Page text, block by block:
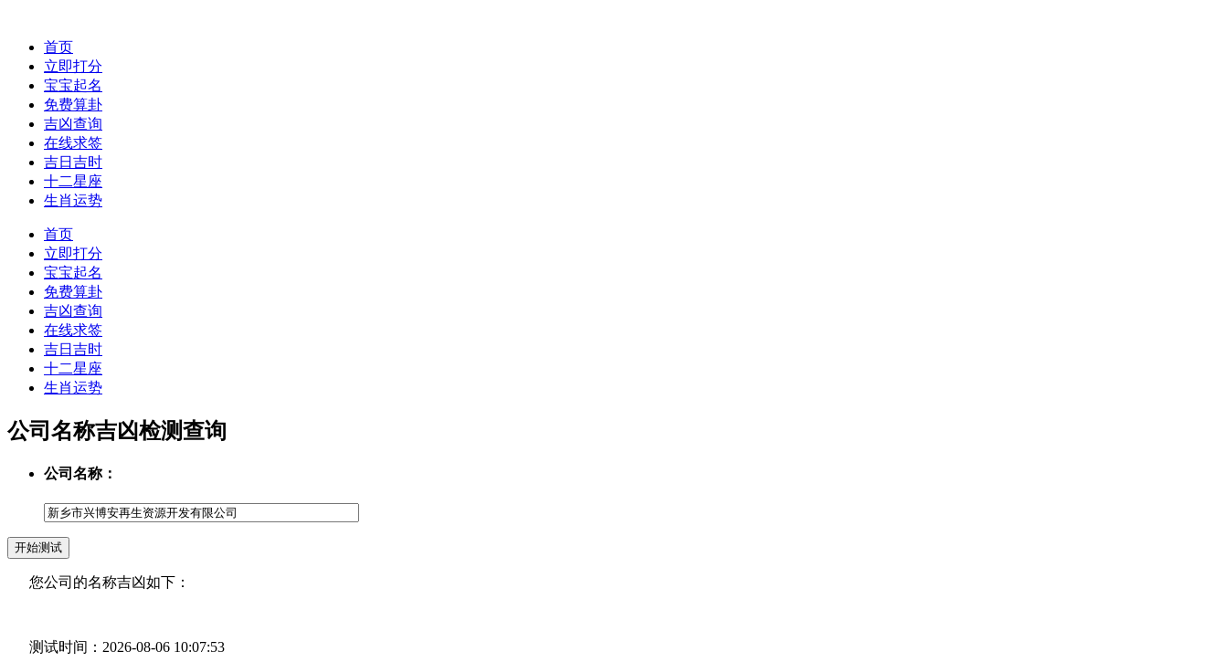
首页
立即打分
宝宝起名
免费算卦
吉凶查询
在线求签
吉日吉时
十二星座
生肖运势
首页
立即打分
宝宝起名
免费算卦
吉凶查询
在线求签
吉日吉时
十二星座
生肖运势
公司名称吉凶检测查询
公司名称：
您公司的名称吉凶如下：
测试时间：2026-08-06 10:07:53